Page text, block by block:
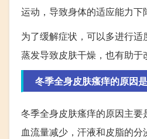
运动，导致身体的适应能力下
为了缓解症状，可以多进行
蒸发导致皮肤干燥，也有助于
冬季全身皮肤瘙痒的原因
冬季全身皮肤瘙痒的原因主
血流量减少，汗液和皮脂的分